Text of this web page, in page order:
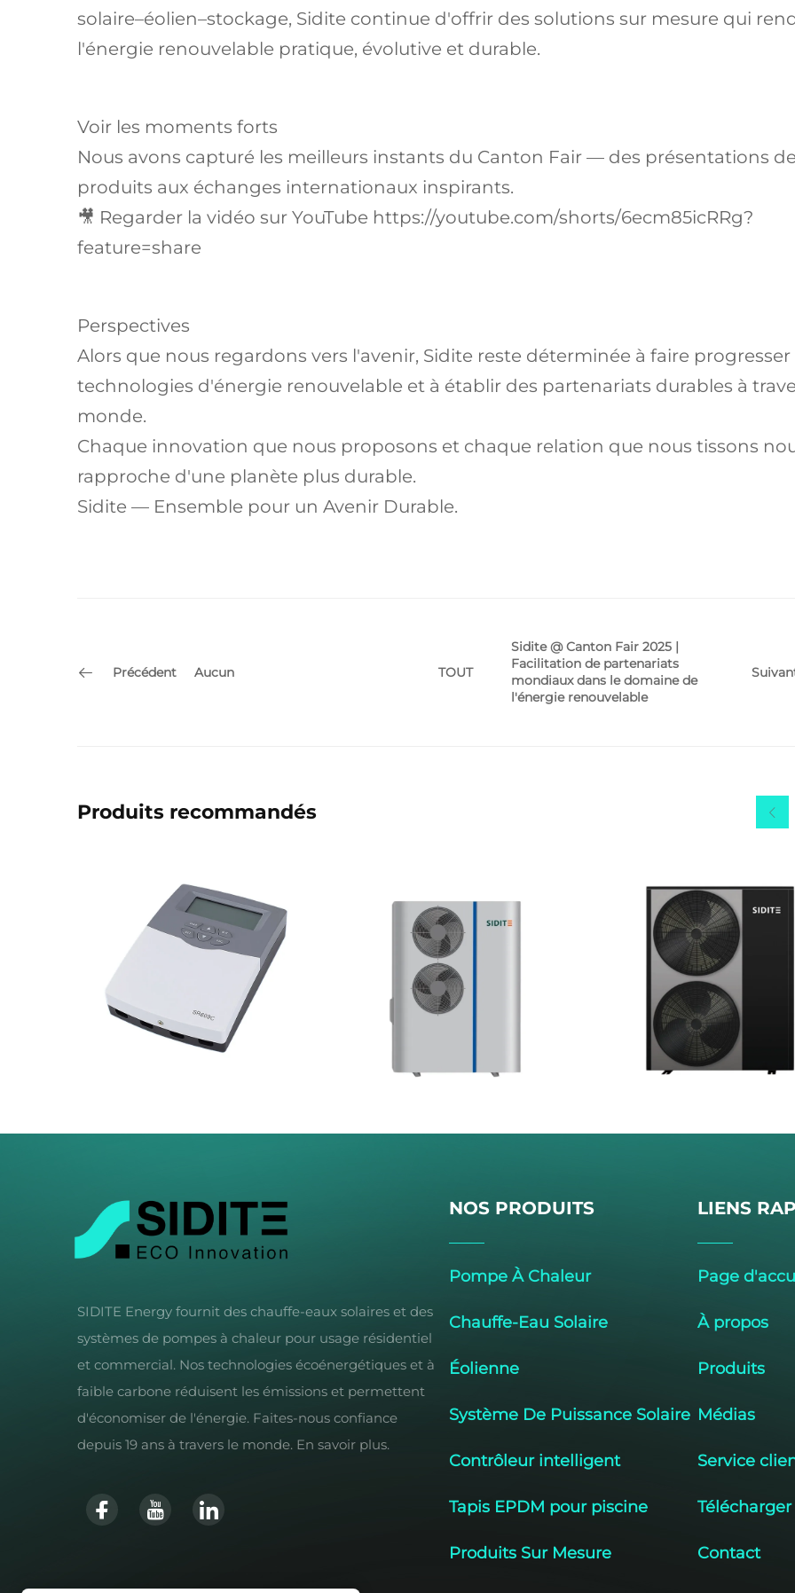
solaire–éolien–stockage, Sidite continue d'offrir des solutions sur mesure qui
l'énergie renouvelable pratique, évolutive et durable.
Voir les moments forts
Nous avons capturé les meilleurs instants du Canton Fair — des présentations
produits aux échanges internationaux inspirants.
🎥 Regarder la vidéo sur YouTube https://youtube.com/shorts/6ecm85icRRg?
feature=share
Perspectives
Alors que nous regardons vers l'avenir, Sidite reste déterminée à faire progresser
technologies d'énergie renouvelable et à établir des partenariats durables à
monde.
Chaque innovation que nous proposons et chaque relation que nous tissons
rapproche d'une planète plus durable.
Sidite — Ensemble pour un Avenir Durable.
Précédent Aucun TOUT
Sidite @ Canton Fair 2025 |
Facilitation de partenariats
mondiaux dans le domaine de
l'énergie renouvelable
Produits recommandés
SIDITE Energy fournit des chauffe-eaux solaires et des
systèmes de pompes à chaleur pour usage résidentiel
et commercial. Nos technologies écoénergétiques et à
faible carbone réduisent les émissions et permettent
d'économiser de l'énergie. Faites-nous confiance
depuis 19 ans à travers le monde. En savoir plus.
NOS PRODUITS
Pompe À Chaleur
Chauffe-Eau Solaire
Éolienne
Système De Puissance Solaire
Contrôleur intelligent
Tapis EPDM pour piscine
Produits Sur Mesure
LIENS
Page
À propos
Produits
Médias
Service
Télécharger
Contact